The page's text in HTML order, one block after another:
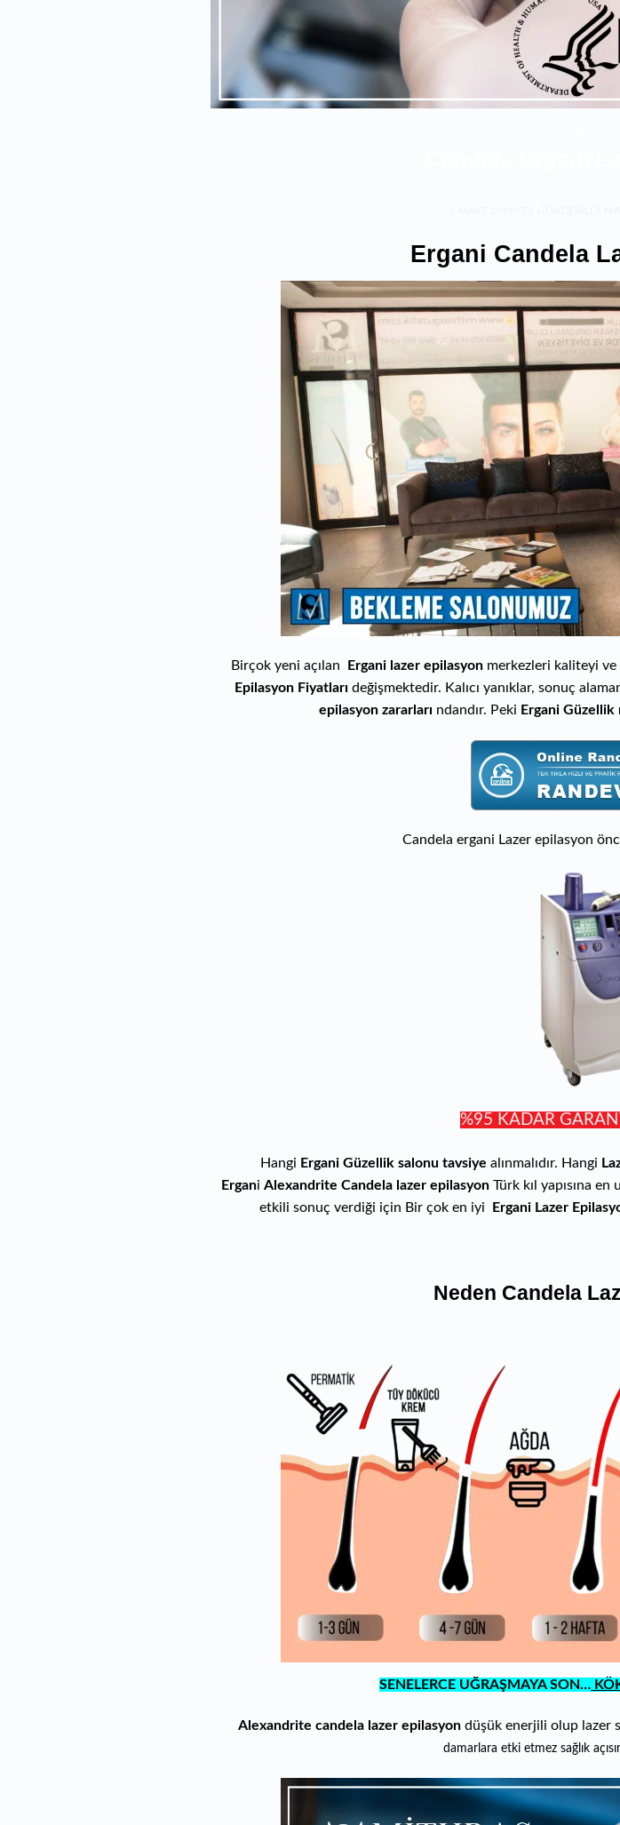
Ergani Candela
Birçok yeni açılan Ergani lazer epilasyon merkezleri kaliteyi ve
Epilasyon Fiyatlarıdeğişmektedir. Kalıcı yanıklar, sonuç
epilasyon zararları ndandır. Peki Ergani Güzellik
Candela ergani Lazer epilasyon
%95 KADAR
Hangi Ergani Güzellik salonu tavsiye alınmalıdır. Hangi
Ergani Alexandrite Candela lazer epilasyon Türk kıl yapısına
etkili sonuç verdiği için Bir çok en iyi
Ergani Lazer
Neden Candela
SENELERCE UĞRAŞMAYA SON…
Alexandrite candela lazer epilasyon düşük enerjili olup lazer
damarlara etki etmez sağlık